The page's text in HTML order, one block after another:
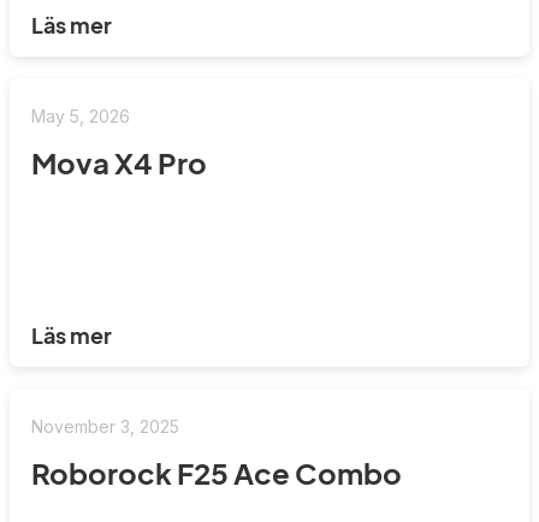
Läs mer
May 5, 2026
Mova X4 Pro
Läs mer
November 3, 2025
Roborock F25 Ace Combo